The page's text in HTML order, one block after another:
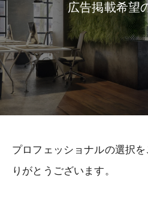
広告掲載希望
プロフェッショナルの選択
りがとうございます。